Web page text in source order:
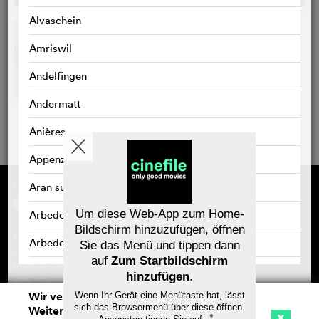
Alvaschein
Amriswil
Andelfingen
Andermatt
Anières
Appenzell
Aran sur Vilette
Arbedo
Arbedo-Castione
Arlesheim Speichern
Gefördert von
Kontakt
Datenschutz
Registrieren/abonnieren
Newsletter
Häufig gestellte Fragen (FAQ)
Gutscheine
Wir verwenden Cookies. Mit dem
Weitersurfen auf cinefile.ch stimmen Sie
Um diese Web-App zum Home-
Bildschirm hinzuzufügen, öffnen
Sie das Menü und tippen dann
auf Zum Startbildschirm
hinzufügen.
Wenn Ihr Gerät eine Menütaste hat, lässt
sich das Browsermenü über diese öffnen.